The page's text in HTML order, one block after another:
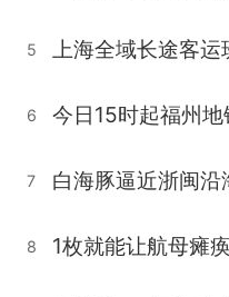
5 上海全域长途客运
6
7 白海豚逼近浙闽沿
8